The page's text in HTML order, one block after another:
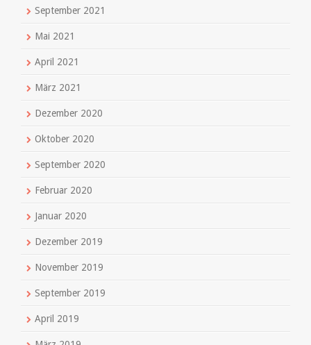
September 2021
Mai 2021
April 2021
März 2021
Dezember 2020
Oktober 2020
September 2020
Februar 2020
Januar 2020
Dezember 2019
November 2019
September 2019
April 2019